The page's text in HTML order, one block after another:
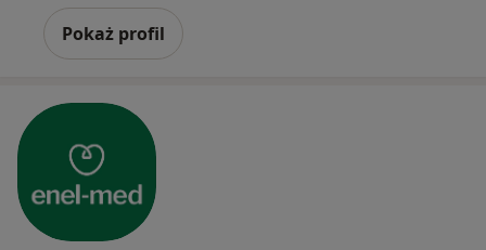
Pokaż profil